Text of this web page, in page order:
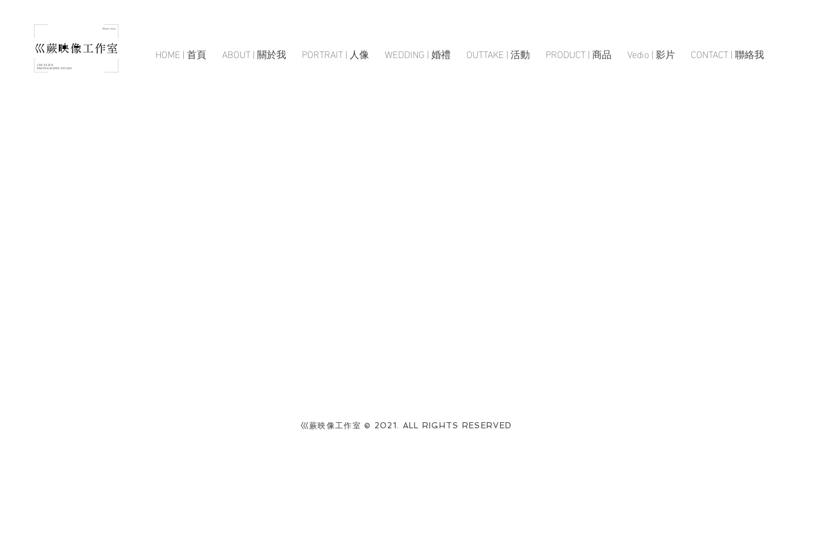
HOME | 首頁 ABOUT | 關於我 PORTRAIT | 人像 WEDDING | 婚禮 OUTTAKE | 活動 PRODUCT | 商品 Vedio | 影片 CONTACT | 聯絡我
巛蕨映像工作室 © 2021. ALL RIGHTS RESERVED